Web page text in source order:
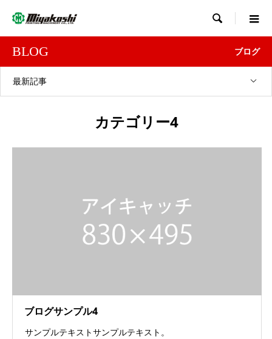

BLOG ブログ
最新記事
カテゴリー4
ブログサンプル4
サンプルテキストサンプルテキスト。